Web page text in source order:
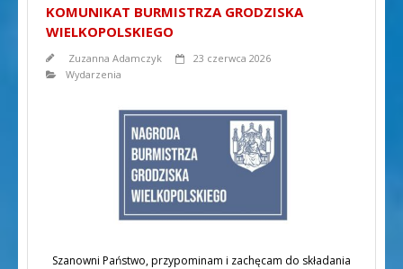
KOMUNIKAT BURMISTRZA GRODZISKA
WIELKOPOLSKIEGO
Zuzanna Adamczyk
23 czerwca 2026
Wydarzenia
Szanowni Państwo, przypominam i zachęcam do składania